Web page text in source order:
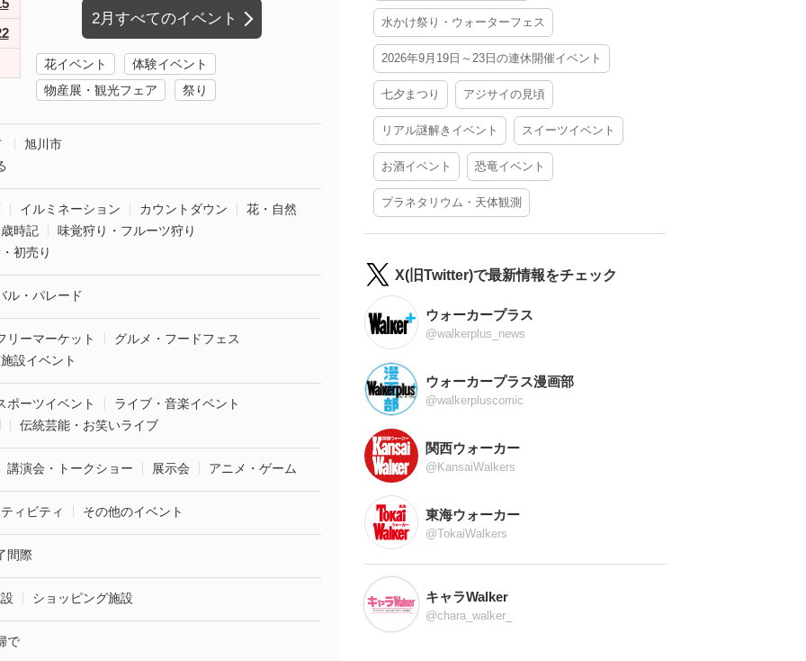
2月すべてのイベント
花イベント
体験イベント
物産展・観光フェア
祭り
旭川市
イルミネーション カウントダウン
花・自然
時記
味覚狩り・フルーツ狩り
初売り
ル・パレード
リーマーケット
グルメ・フードフェス
設イベント
ポーツイベント
ライブ・音楽イベント
伝統芸能・お笑いライブ
講演会・トークショー 展示会 アニメ・ゲーム
ィビティ その他のイベント
間際
ショッピング施設
で
水かけ祭り・ウォーターフェス
2026年9月19日～23日の連休開催イベント
七夕まつり アジサイの見頃
リアル謎解きイベント スイーツイベント
お酒イベント 恐竜イベント
プラネタリウム・天体観測
X(旧Twitter)で最新情報をチェック
ウォーカープラス
@walkerplus_news
ウォーカープラス漫画部
@walkerpluscomic
関西ウォーカー
@KansaiWalkers
東海ウォーカー
@TokaiWalkers
キャラWalker
@chara_walker_